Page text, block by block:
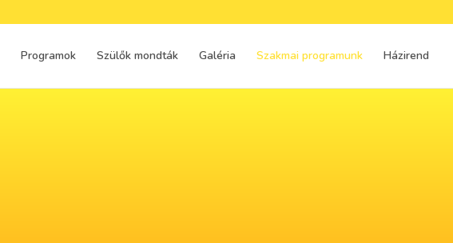
Programok Szülők mondták Galéria Szakmai programunk Házirend